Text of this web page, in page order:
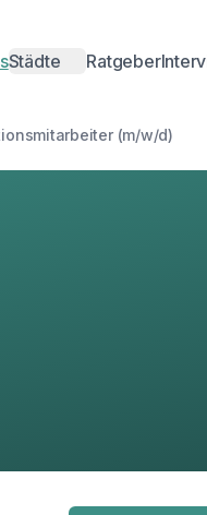
Berlin Hamburg
MünchenDresden
Städte Ratgeber
(m/w/d)